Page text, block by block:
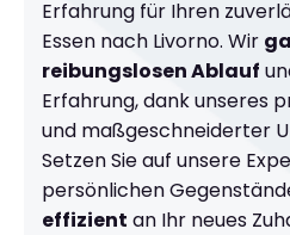
Erfahrung für Ihren
Essen nach Livorno. Wir
reibungslosen Ablauf
Erfahrung, dank unseres
und maßgeschneiderter
Setzen Sie auf unsere
persönlichen
effizient an Ihr neues